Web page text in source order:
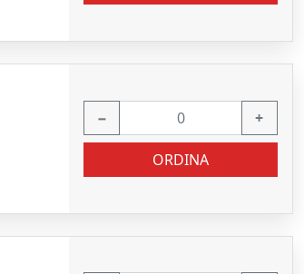
− +
ORDINA